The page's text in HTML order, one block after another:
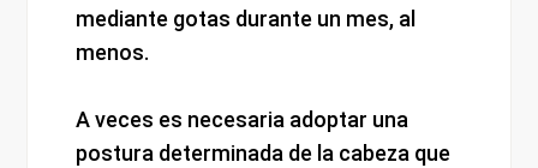
mediante gotas durante un mes, al
menos.
A veces es necesaria adoptar una
postura determinada de la cabeza que